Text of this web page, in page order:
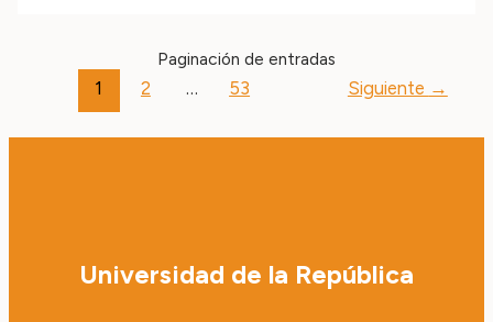
Paginación de entradas
1 2 … 53 Siguiente →
Universidad de la República